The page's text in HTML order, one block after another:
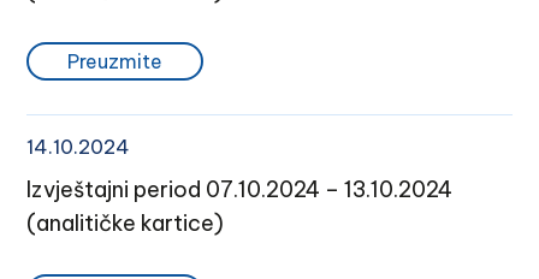
Preuzmite
14.10.2024
Izvještajni period 07.10.2024 – 13.10.2024
(analitičke kartice)